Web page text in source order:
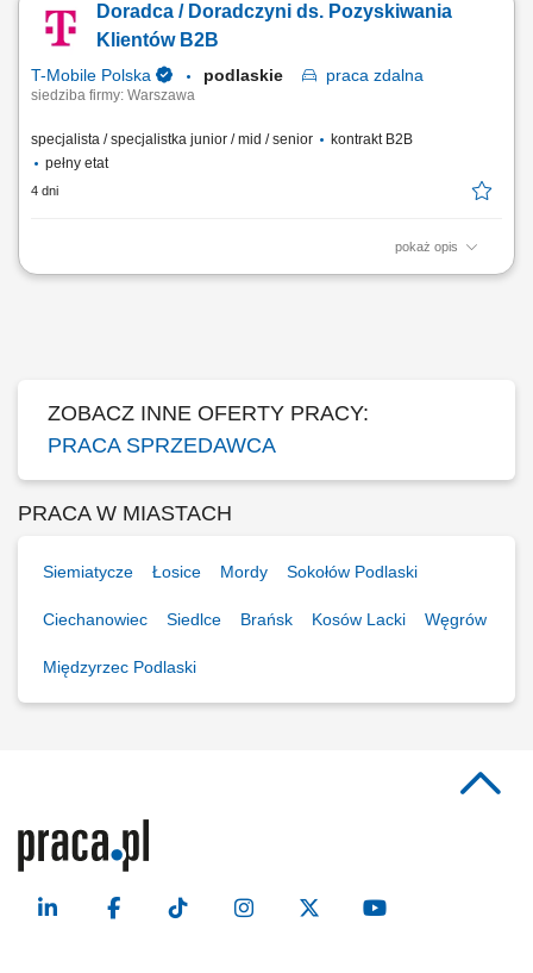
mięsa, wędlin i serów, aktywna sprzedaż i doradztwo produktowe,
monitorowanie terminów przydatności produktów, utrzymanie porządku i
Doradca / Doradczyni ds. Pozyskiwania
Klientów B2B
T-Mobile Polska podlaskie praca zdalna
siedziba firmy: Warszawa
specjalista / specjalistka junior / mid / senior
kontrakt B2B
pełny etat
4 dni
pokaż opis
Zadania, które na Ciebie czekają: Aktywne pozyskiwanie nowych
ZOBACZ INNE OFERTY PRACY:
PRACA SPRZEDAWCA
PRACA W MIASTACH
Siemiatycze Łosice Mordy Sokołów Podlaski
Ciechanowiec Siedlce Brańsk Kosów Lacki Węgrów
Międzyrzec Podlaski